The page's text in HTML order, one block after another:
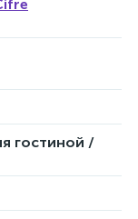
гостиной /